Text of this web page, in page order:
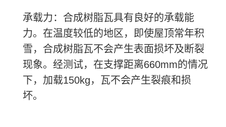
承载力：合成树脂瓦具有良好的承载能
力。在温度较低的地区，即使屋顶常年积
雪，合成树脂瓦不会产生表面损坏及断裂
现象。经测试，在支撑距离660mm的情况
下，加载150kg，瓦不会产生裂痕和损
坏。